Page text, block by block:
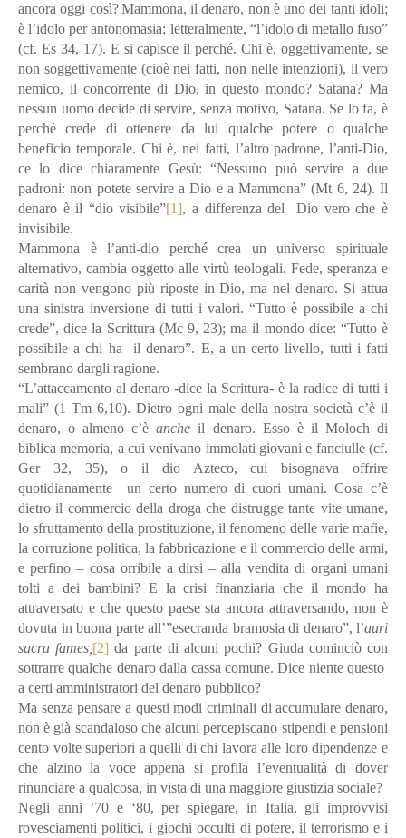
ancora oggi così? Mammona, il denaro, non è uno dei tanti idoli;
è l’idolo per antonomasia; letteralmente, “l’idolo di metallo fuso”
(cf. Es 34, 17). E si capisce il perché. Chi è, oggettivamente, se
non soggettivamente (cioè nei fatti, non nelle intenzioni), il vero
nemico, il concorrente di Dio, in questo mondo? Satana? Ma
nessun uomo decide di servire, senza motivo, Satana. Se lo fa, è
perché crede di ottenere da lui qualche potere o qualche
beneficio temporale. Chi è, nei fatti, l’altro padrone, l’anti-Dio,
ce lo dice chiaramente Gesù: “Nessuno può servire a due
padroni: non potete servire a Dio e a Mammona” (Mt 6, 24). Il
denaro è il “dio visibile”[1], a differenza del Dio vero che è
invisibile.
Mammona è l’anti-dio perché crea un universo spirituale
alternativo, cambia oggetto alle virtù teologali. Fede, speranza e
carità non vengono più riposte in Dio, ma nel denaro. Si attua
una sinistra inversione di tutti i valori. “Tutto è possibile a chi
crede”, dice la Scrittura (Mc 9, 23); ma il mondo dice: “Tutto è
possibile a chi ha il denaro”. E, a un certo livello, tutti i fatti
sembrano dargli ragione.
“L’attaccamento al denaro -dice la Scrittura- è la radice di tutti i
mali” (1 Tm 6,10). Dietro ogni male della nostra società c’è il
denaro, o almeno c’èanche il denaro. Esso è il Moloch di
biblica memoria, a cui venivano immolati giovani e fanciulle (cf.
Ger 32, 35), o il dio Azteco, cui bisognava offrire
quotidianamente un certo numero di cuori umani. Cosa c’è
dietro il commercio della droga che distrugge tante vite umane,
lo sfruttamento della prostituzione, il fenomeno delle varie mafie,
la corruzione politica, la fabbricazione e il commercio delle armi,
e perfino – cosa orribile a dirsi – alla vendita di organi umani
tolti a dei bambini? E la crisi finanziaria che il mondo ha
attraversato e che questo paese sta ancora attraversando, non è
dovuta in buona parte all’”esecranda bramosia di denaro”, l’auri
sacra fames, [2] da parte di alcuni pochi? Giuda cominciò con
sottrarre qualche denaro dalla cassa comune. Dice niente questo
a certi amministratori del denaro pubblico?
Ma senza pensare a questi modi criminali di accumulare denaro,
non è già scandaloso che alcuni percepiscano stipendi e pensioni
cento volte superiori a quelli di chi lavora alle loro dipendenze e
che alzino la voce appena si profila l’eventualità di dover
rinunciare a qualcosa, in vista di una maggiore giustizia sociale?
Negli anni ’70 e ‘80, per spiegare, in Italia, gli improvvisi
rovesciamenti politici, i giochi occulti di potere, il terrorismo e i